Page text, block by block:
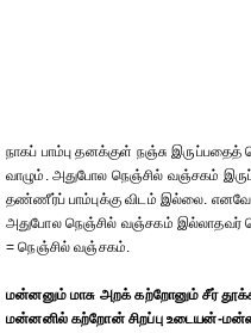
நாகப் பாம்பு தனக்குள் நஞ்சு
வாழும். அதுபோல நெஞ்சில் வஞ்சகம்
தண்ணீர்ப் பாம்புக்கு விடம் இல்லை. எனவே
அதுபோல நெஞ்சில் வஞ்சகம் இல்லாதவர்
= நெஞ்சில் வஞ்சகம்.
மன்னனும் மாசு அறக் கற்றோனும் சீர்
மன்னனில் கற்றோன் சிறப்பு உடையன்-